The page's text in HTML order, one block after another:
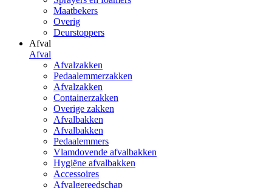
Maatbekers
Overig
Deurstoppers
Afval
Afval
Afvalzakken
Pedaalemmerzakken
Afvalzakken
Containerzakken
Overige zakken
Afvalbakken
Afvalbakken
Pedaalemmers
Vlamdovende afvalbakken
Hygiëne afvalbakken
Accessoires
Afvalgereedschap